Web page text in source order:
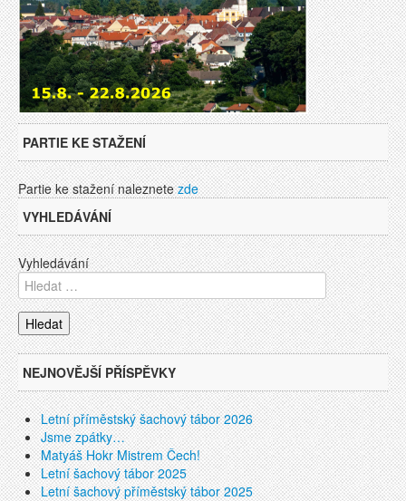
PARTIE KE STAŽENÍ
Partie ke stažení naleznetezde
VYHLEDÁVÁNÍ
Vyhledávání
NEJNOVĚJŠÍ PŘÍSPĚVKY
Letní příměstský šachový tábor 2026
Jsme zpátky…
Matyáš Hokr Mistrem Čech!
Letní šachový tábor 2025
Letní šachový příměstský tábor 2025